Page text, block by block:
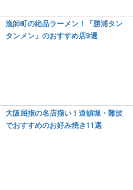
漁師町の絶品ラーメン！「勝浦タン
タンメン」のおすすめ店9選
大阪屈指の名店揃い！道頓堀・難波
でおすすめのお好み焼き11選